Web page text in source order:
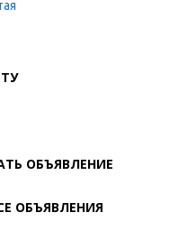
ОБЪЯВЛЕНИЕ
ОБЪЯВЛЕНИЯ